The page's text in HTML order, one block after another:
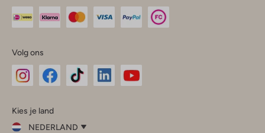
Volg ons
InstagramFacebook
Kies je land
NEDERLAND